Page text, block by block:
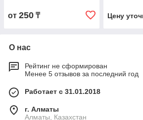
от 250 ₸ Цену
О нас
Рейтинг не сформирован
Менее 5 отзывов за последний год
Работает с 31.01.2018
г. Алматы
Алматы, Казахстан